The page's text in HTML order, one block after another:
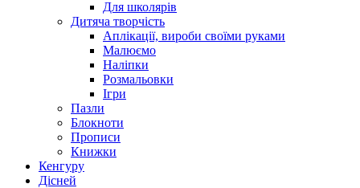
Для школярів
Дитяча творчість
Аплікації, вироби своїми руками
Малюємо
Наліпки
Розмальовки
Ігри
Пазли
Блокноти
Прописи
Книжки
Кенгуру
Дісней